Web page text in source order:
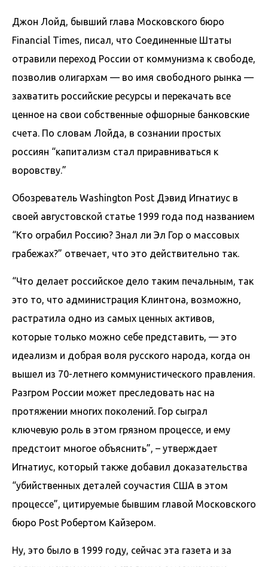
Джон Лойд, бывший глава Московского бюро
Financial Times, писал, что Соединенные Штаты
отравили переход России от коммунизма к свободе,
позволив олигархам — во имя свободного рынка —
захватить российские ресурсы и перекачать все
ценное на свои собственные офшорные банковские
счета. По словам Лойда, в сознании простых
россиян “капитализм стал приравниваться к
воровству.”
Обозреватель Washington Post Дэвид Игнатиус в
своей августовской статье 1999 года под названием
“Кто ограбил Россию? Знал ли Эл Гор о массовых
грабежах?” отвечает, что это действительно так.
“Что делает российское дело таким печальным, так
это то, что администрация Клинтона, возможно,
растратила одно из самых ценных активов,
которые только можно себе представить, — это
идеализм и добрая воля русского народа, когда он
вышел из 70-летнего коммунистического правления.
Разгром России может преследовать нас на
протяжении многих поколений. Гор сыграл
ключевую роль в этом грязном процессе, и ему
предстоит многое объяснить”, – утверждает
Игнатиус, который также добавил доказательства
“убийственных деталей соучастия США в этом
процессе”, цитируемые бывшим главой Московского
бюро Post Робертом Кайзером.
Ну, это было в 1999 году, сейчас эта газета и за